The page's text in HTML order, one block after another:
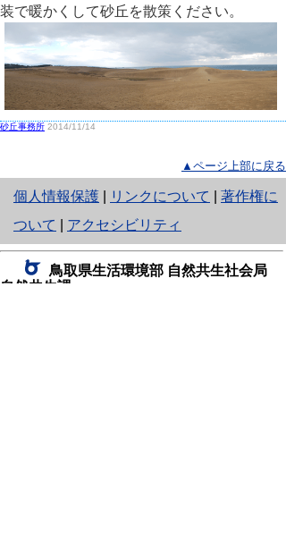
装で暖かくして砂丘を散策ください。
砂丘事務所 2014/11/14
▲ページ上部に戻る
個人情報保護
と
り
ネ
ッ
リンクについて
著作権に
ついて
アクセシビリティ
鳥取県生活環境部 自然共生社会局
自然共生課